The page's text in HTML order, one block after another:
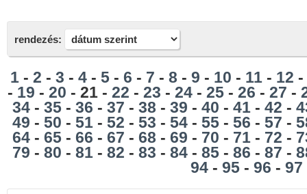
rendezés:
1 - 2 - 3 - 4 - 5 - 6 - 7 - 8 - 9 - 10 - 11 - 12 -
- 19 - 20 - 21 - 22 - 23 - 24 - 25 - 26 - 27 -
34 - 35 - 36 - 37 - 38 - 39 - 40 - 41 - 42 -
49 - 50 - 51 - 52 - 53 - 54 - 55 - 56 - 57 -
64 - 65 - 66 - 67 - 68 - 69 - 70 - 71 - 72 -
79 - 80 - 81 - 82 - 83 - 84 - 85 - 86 - 87 -
94 - 95 - 96 - 97